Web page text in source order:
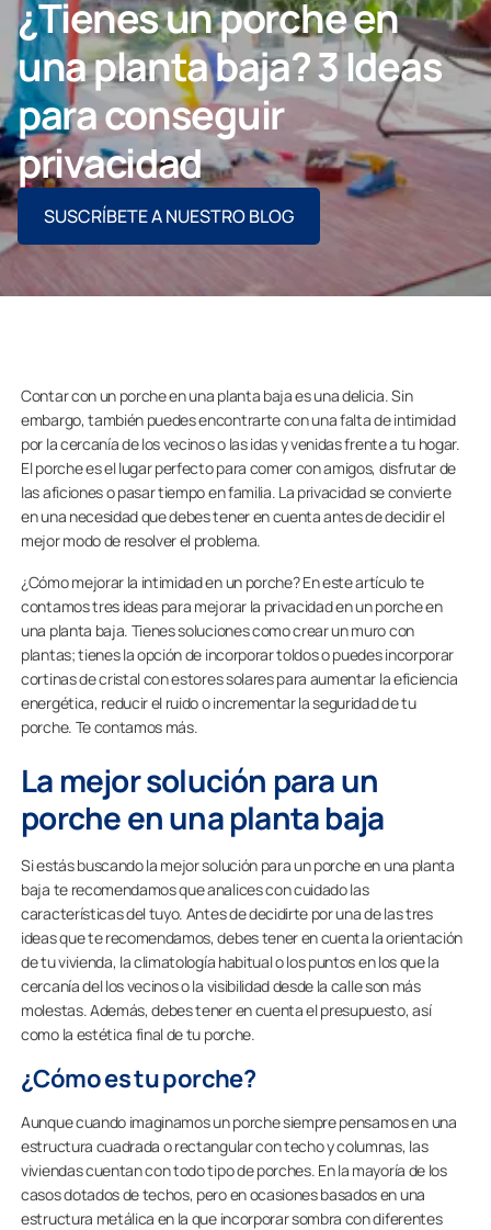
Profesionales
Grupo Lumon
Contacto
PIDE ASESORAMIENTO AQUÍ
¿Tienes un porche en
una planta baja? 3 Ideas
para conseguir
privacidad
SUSCRÍBETE A NUESTRO BLOG
Contar con un porche en una planta baja es una delicia. Sin
embargo, también puedes encontrarte con una falta de intimidad
por la cercanía de los vecinos o las idas y venidas frente a tu hogar.
El porche es el lugar perfecto para comer con amigos, disfrutar de
las aficiones o pasar tiempo en familia. La privacidad se convierte
en una necesidad que debes tener en cuenta antes de decidir el
mejor modo de resolver el problema.
¿Cómo mejorar la intimidad en un porche? En este artículo te
contamos tres ideas para mejorar la privacidad en un porche en
una planta baja. Tienes soluciones como crear un muro con
plantas; tienes la opción de incorporar toldos o puedes incorporar
cortinas de cristal con estores solares para aumentar la eficiencia
energética, reducir el ruido o incrementar la seguridad de tu
porche. Te contamos más.
La mejor solución para un
porche en una planta baja
Si estás buscando la mejor solución para un porche en una planta
baja te recomendamos que analices con cuidado las
características del tuyo. Antes de decidirte por una de las tres
ideas que te recomendamos, debes tener en cuenta la orientación
de tu vivienda, la climatología habitual o los puntos en los que la
cercanía del los vecinos o la visibilidad desde la calle son más
molestas. Además, debes tener en cuenta el presupuesto, así
como la estética final de tu porche.
¿Cómo es tu porche?
Aunque cuando imaginamos un porche siempre pensamos en una
estructura cuadrada o rectangular con techo y columnas, las
viviendas cuentan con todo tipo de porches. En la mayoría de los
casos dotados de techos, pero en ocasiones basados en una
estructura metálica en la que incorporar sombra con diferentes